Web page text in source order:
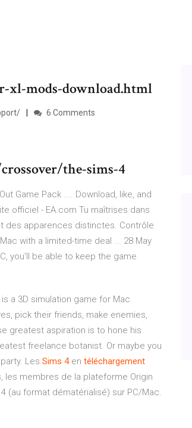
xl-mods-download.html
6 Comments
the-sims-4
Game Pack .... Download, like, and
officiel - EA.com Tu maîtrises dans
des apparences distinctes. Contrôle
with a limited-time deal ... 28 May
you'll be able to keep the game
is a 3D simulation game for Mac
pick their friends, make enemies,
greatest aspiration is to hone his
freelance botanist. Or maybe you
Les Sims 4en téléchargement
les membres de la plateforme Origin
(au format dématérialisé) sur PC/Mac.